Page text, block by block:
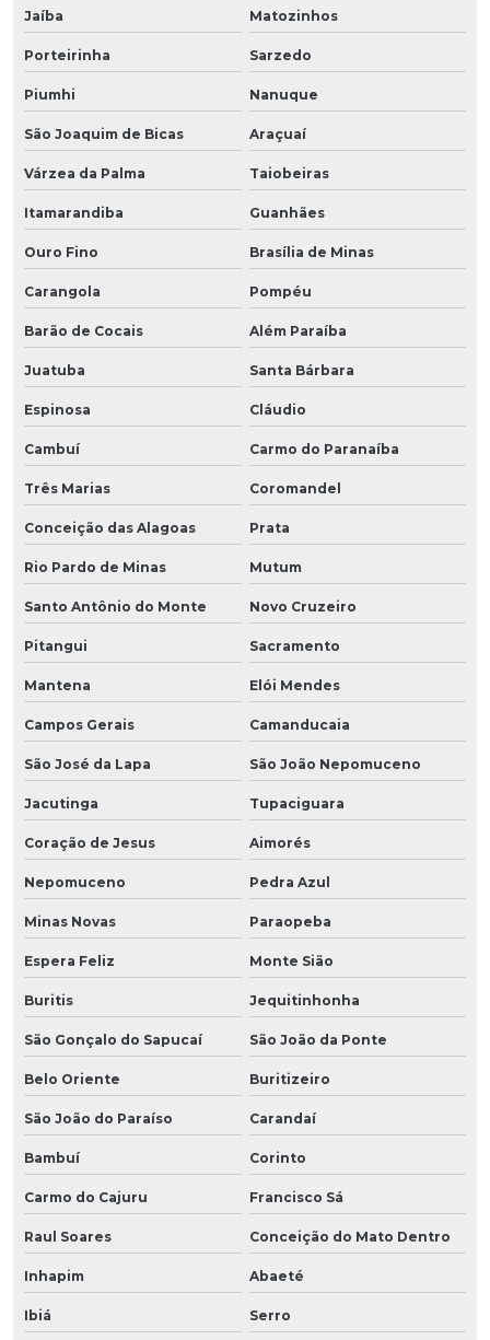
Jaíba Matozinhos
Porteirinha Sarzedo
Piumhi Nanuque
São Joaquim de Bicas Araçuaí
Várzea da Palma Taiobeiras
Itamarandiba Guanhães
Ouro Fino Brasília de Minas
Carangola Pompéu
Barão de Cocais Além Paraíba
Juatuba Santa Bárbara
Espinosa Cláudio
Cambuí Carmo do Paranaíba
Três Marias Coromandel
Conceição das Alagoas Prata
Rio Pardo de Minas Mutum
Santo Antônio do Monte Novo Cruzeiro
Pitangui Sacramento
Mantena Elói Mendes
Campos Gerais Camanducaia
São José da Lapa São João Nepomuceno
Jacutinga Tupaciguara
Coração de Jesus Aimorés
Nepomuceno Pedra Azul
Minas Novas Paraopeba
Espera Feliz Monte Sião
Buritis Jequitinhonha
São Gonçalo do Sapucaí São João da Ponte
Belo Oriente Buritizeiro
São João do Paraíso Carandaí
Bambuí Corinto
Carmo do Cajuru Francisco Sá
Raul Soares Conceição do Mato Dentro
Inhapim Abaeté
Ibiá Serro